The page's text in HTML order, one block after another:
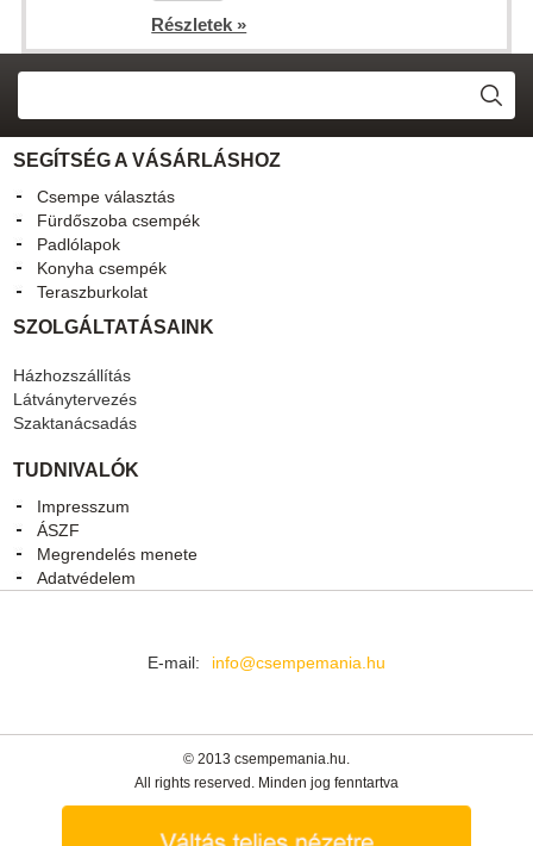
Részletek »
SEGÍTSÉG A VÁSÁRLÁSHOZ
Csempe választás
Fürdőszoba csempék
Padlólapok
Konyha csempék
Teraszburkolat
SZOLGÁLTATÁSAINK
Házhozszállítás
Látványtervezés
Szaktanácsadás
TUDNIVALÓK
Impresszum
ÁSZF
Megrendelés menete
Adatvédelem
E-mail: info@csempemania.hu
© 2013 csempemania.hu.
All rights reserved. Minden jog fenntartva